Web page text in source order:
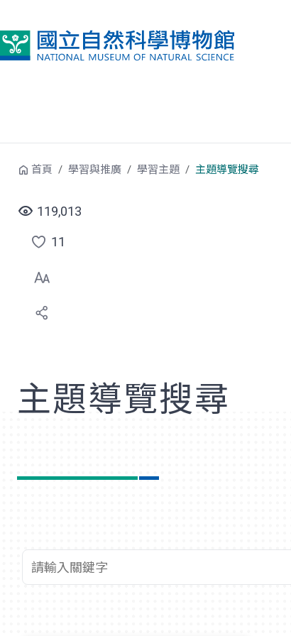
首頁 學習與推廣 學習主題 主題導覽搜尋
119,013
點
選
喜
11
主題導覽搜尋
查詢關鍵字